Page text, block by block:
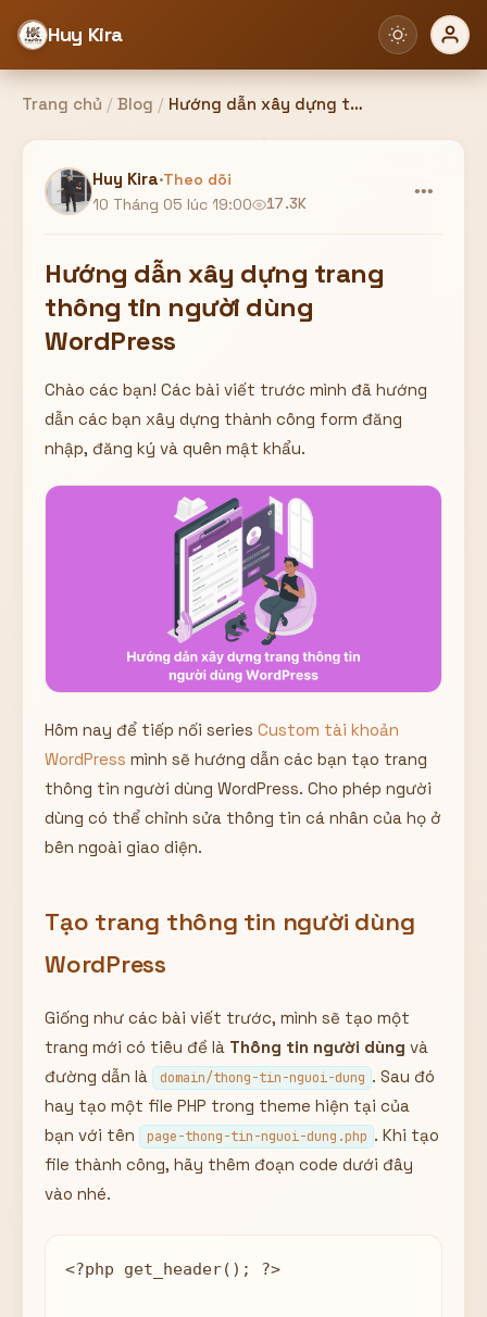
Huy Kira
ZALO ADMIN
0358949680
Nhắn Zalo
Đăng nhập
Email/Tên đăng nhập
Đăng nhập
Bạn không có tài khoản?
Trang chủ / Blog / Hướng dẫn xây dựng trang thông tin người dùng WordPress
Huy Kira·Theo dõi
10 Tháng 05 lúc 19:00
17.3K
•••
Hướng dẫn xây dựng trang
thông tin người dùng
WordPress
Chào các bạn! Các bài viết trước mình đã hướng
dẫn các bạn xây dựng thành công form đăng
nhập, đăng ký và quên mật khẩu.
Hôm nay để tiếp nối series Custom tài khoản
WordPress mình sẽ hướng dẫn các bạn tạo trang
thông tin người dùng WordPress. Cho phép người
dùng có thể chỉnh sửa thông tin cá nhân của họ ở
bên ngoài giao diện.
Tạo trang thông tin người dùng
WordPress
Giống như các bài viết trước, mình sẽ tạo một
trang mới có tiêu đề là Thông tin người dùng và
đường dẫn là
domain/thong-tin-nguoi-dung . Sau đó
hay tạo một file PHP trong theme hiện tại của
bạn với tên
page-thong-tin-nguoi-dung.php . Khi tạo
file thành công, hãy thêm đoạn code dưới đây
vào nhé.
<?php get_header(); ?>